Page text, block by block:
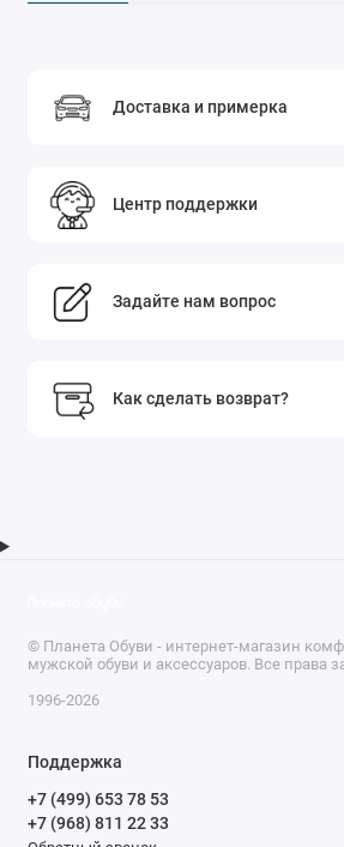
Доставка и примерка
Центр поддержки
Задайте нам вопрос
Как сделать возврат?
© Планета Обуви - интернет-магазин
мужской обуви и аксессуаров. Все права
1996-2026
Поддержка
+7 (499) 653 78 53
+7 (968) 811 22 33